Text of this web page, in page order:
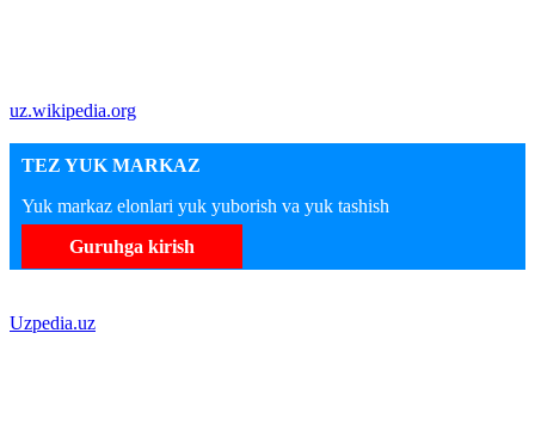
uz.wikipedia.org
TEZ YUK MARKAZ
Yuk markaz elonlari yuk yuborish va yuk tashish
Guruhga kirish
Uzpedia.uz